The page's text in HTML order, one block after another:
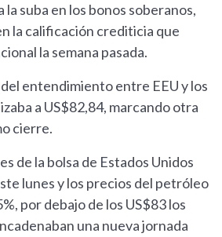
la suba en los bonos soberanos,
la calificación crediticia que
la semana pasada.
entendimiento entre EEU y los
a US$82,84, marcando otra
cierre.
de la bolsa de Estados Unidos
lunes y los precios del petróleo
por debajo de los US$83 los
una nueva jornada